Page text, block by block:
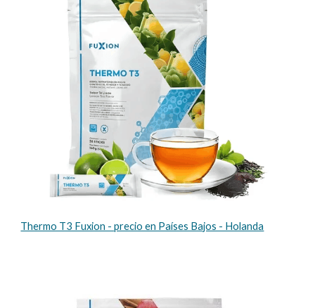
Thermo T3 Fuxion - precio en Países Bajos - Holanda